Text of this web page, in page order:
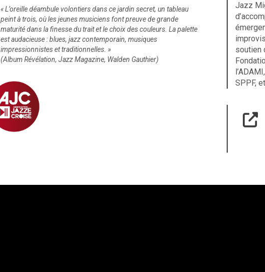
« L’oreille déambule volontiers dans ce jardin secret, un tableau
peint à trois, où les jeunes musiciens font preuve de grande
maturité dans la finesse du trait et le choix des couleurs. La palette
est audacieuse : blues, jazz contemporain, musiques
impressionnistes et traditionnelles. »
(Album Révélation, Jazz Magazine, Walden Gauthier)
Jazz
soutien
SPPF,